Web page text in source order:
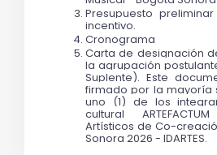
Presupuesto
incentivo.
Cronograma
Carta de designación
la agrupación
Suplente). Este
firmado por la mayoría
uno (1) de los
cultural
Artísticos de Co-
Sonora 2026 - IDARTES.